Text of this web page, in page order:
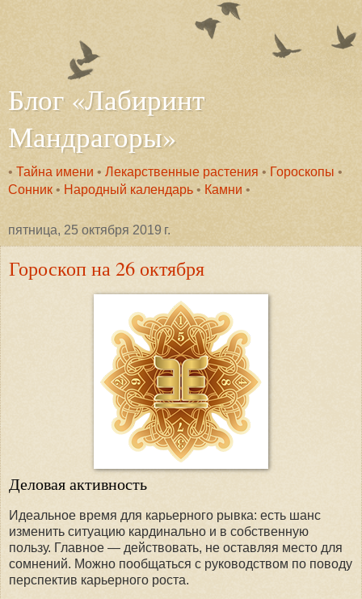
Блог «Лабиринт
Мандрагоры»
• Тайна имени • Лекарственные растения • Гороскопы •
Сонник • Народный календарь • Камни •
пятница, 25 октября 2019 г.
Гороскоп на 26 октября
Деловая активность
Идеальное время для карьерного рывка: есть шанс
изменить ситуацию кардинально и в собственную
пользу. Главное — действовать, не оставляя место для
сомнений. Можно пообщаться с руководством по поводу
перспектив карьерного роста.